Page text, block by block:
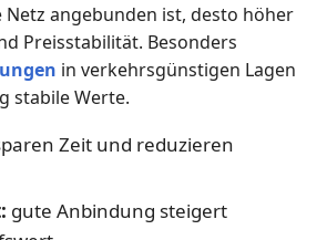
angebunden ist, desto höher
Preisstabilität. Besonders
in verkehrsgünstigen Lagen
stabile Werte.
Zeit und reduzieren
gute Anbindung steigert